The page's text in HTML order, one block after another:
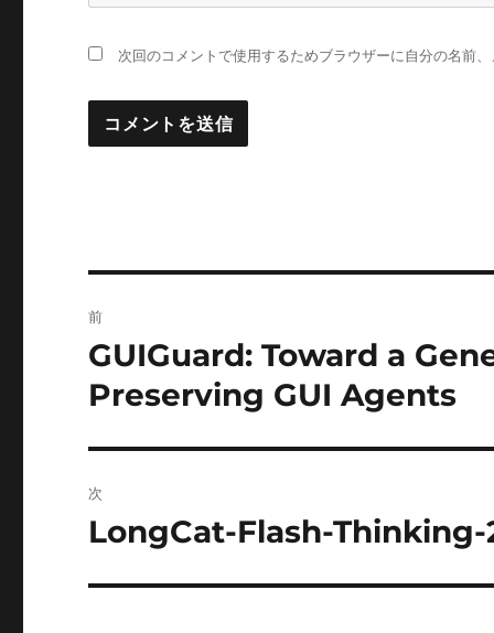
次回のコメントで使用するためブラウザーに自分の名前
稿
ナ
ゲ
ー
前
前
の
投
稿:
GUIGuard: Toward a
Preserving GUI Agents
次
次
投
LongCat-Flash-